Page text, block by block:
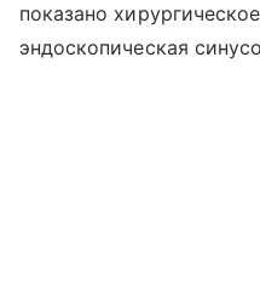
показано
эндоскопическая